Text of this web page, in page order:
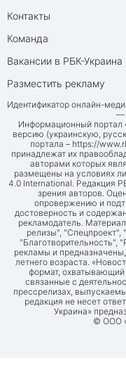
Контакты
Команда
Вакансии в РБК-Украина
Разместить рекламу
Идентификатор онлайн-
—
Информационный портал
версию (украинскую,
портала – https://
принадлежат их
авторами которых
размещены на условиях
4.0 International. Редакция
зрения авторов.
опровержению и
достоверность и
рекламодатель.
релизы", "Спецпроект",
"Благотворительность",
рекламы и
летнего возраста.
формат, охватывающий
связанные с
прессрелизах,
редакция не несет
Украина»
© ООО